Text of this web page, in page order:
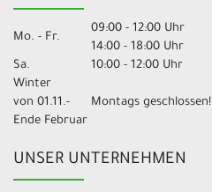
Mo. - Fr.
09:00 - 12:00 Uhr
14:00 - 18:00 Uhr
Sa.
10:00 - 12:00 Uhr
Winter
von 01.11.-
Ende Februar
Montags geschlossen!
UNSER UNTERNEHMEN